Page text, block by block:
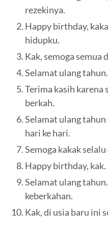
rezekinya.
Happy birthday,
hidupku.
Kak, semoga semua
Selamat ulang
Terima kasih karena
berkah.
Selamat ulang
hari ke hari.
Semoga kakak
Happy birthday,
Selamat ulang
keberkahan.
Kak, di usia baru ini